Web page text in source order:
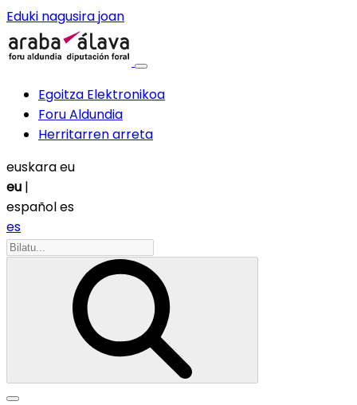
Eduki nagusira joan
Egoitza Elektronikoa
Foru Aldundia
Herritarren arreta
euskaraeu
eu |
españoles
es